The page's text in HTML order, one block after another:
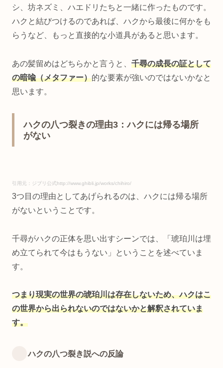
シ、坊ネズミ、ハエドリたちと一緒に作ったものです。
ハクと結びつけるのであれば、ハクから最後に何かをも
らうなど、もっと直接的な小道具があると思います。
あの髪留めはどちらかと言うと、 千尋の成長の証として
の暗喩（メタファー）的な要素が強いのではないかなと
思います。
ハクの八つ裂きの理由3：ハクには帰る場所
がない
引用元：ジブリ公式http://www.ghibli.jp/works/chihiro/
3つ目の理由としてあげられるのは、ハクには帰る場所
がないということです。
千尋がハクの正体を思い出すシーンでは、「琥珀川は埋
め立てられて今はもうない」ということを述べていま
す。
つまり現実の世界の琥珀川は存在しないため、ハクはこ
の世界から出られないのではないかと解釈されていま
す。
ハクの八つ裂き説への反論